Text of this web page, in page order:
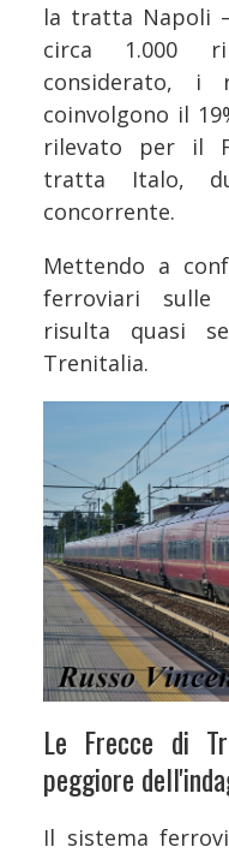
la tratta Napoli
circa 1.000
considerato, i
coinvolgono il
rilevato per il
tratta Italo,
concorrente.
Mettendo a
ferroviari
risulta quasi
Trenitalia.
Le Frecce di
peggiore
Il sistema